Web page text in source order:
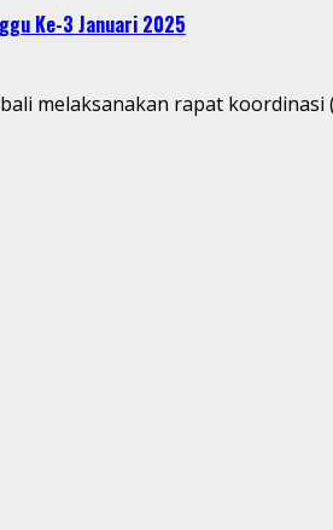
Ke-3 Januari 2025
melaksanakan rapat